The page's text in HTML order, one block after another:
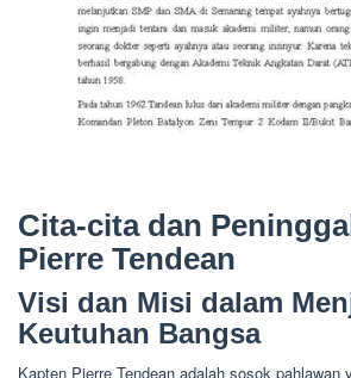
Cita-cita dan
Pierre Tendean
Visi dan Misi dalam
Keutuhan Bangsa
Kapten Pierre Tendean adalah sosok pahlawan